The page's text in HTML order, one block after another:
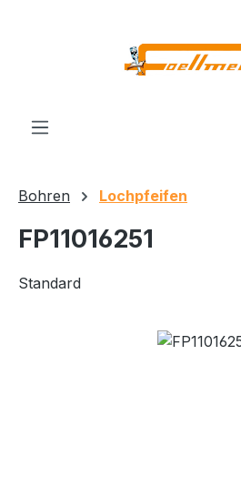
Bohren Lochpfeifen
FP11016251
Standard
Bildergalerie überspringen